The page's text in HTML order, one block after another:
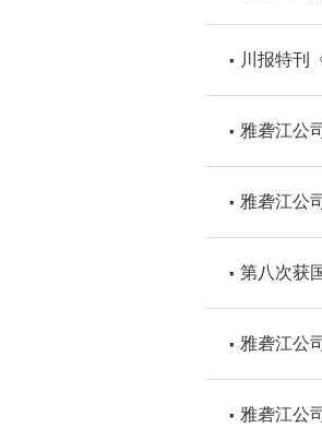
川报特刊
雅砻江公
雅砻江公
第八次获
雅砻江公
雅砻江公